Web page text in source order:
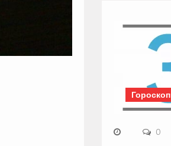
Гороскоп
0